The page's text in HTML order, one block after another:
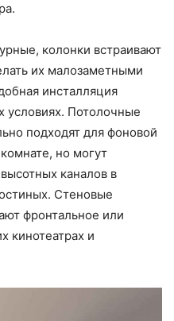
колонки встраивают
их малозаметными
инсталляция
условиях. Потолочные
подходят для фоновой
но могут
каналов в
Стеновые
фронтальное или
кинотеатрах и